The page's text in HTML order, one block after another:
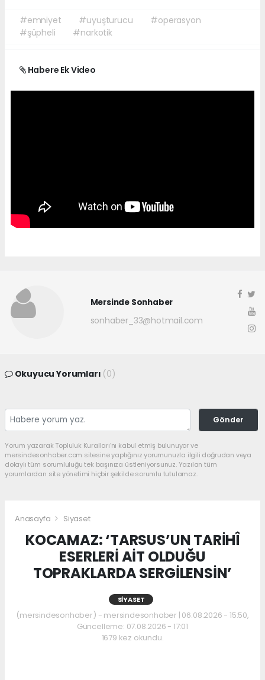
#emniyet #uyuşturucu
#operasyon
#şüpheli
#narkotik
Habere Ek Video
Mersinde Sonhaber
sonhaber_33@hotmail.com
Okuyucu Yorumları (0)
Gönder
Yorum yazarak Topluluk Kuralları’nı kabul etmiş bulunuyor ve
mersindesonhaber.com sitesine yaptığınız yorumunuzla ilgili doğrudan veya
dolaylı tüm sorumluluğu tek başınıza üstleniyorsunuz. Yazılan tüm
yorumlardan site yönetimi hiçbir şekilde sorumlu tutulamaz.
Anasayfa Siyaset
KOCAMAZ: ‘TARSUS’UN TARİHÎ
ESERLERİ AİT OLDUĞU
TOPRAKLARDA SERGİLENSİN’
SIYASET
(mersindesonhaber) - mersindesonhaber | 06.08.2026 - 15:50,
Güncelleme: 07.08.2026 - 17:01
1679 kez okundu.